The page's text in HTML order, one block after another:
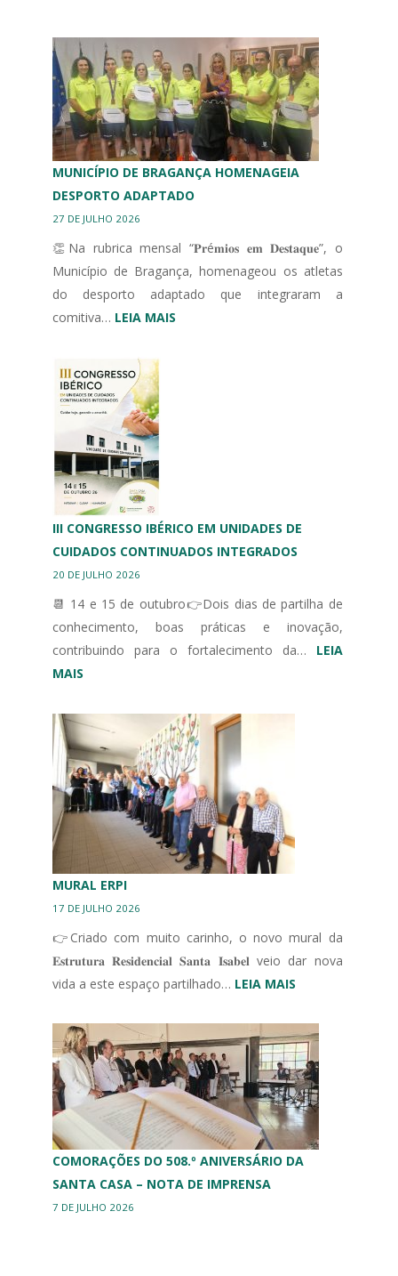
MUNICÍPIO DE BRAGANÇA HOMENAGEIA
DESPORTO ADAPTADO
27 DE JULHO 2026
👏Na rubrica mensal “𝐏𝐫é𝐦𝐢𝐨𝐬 𝐞𝐦 𝐃𝐞𝐬𝐭𝐚𝐪𝐮𝐞”, o
Município de Bragança, homenageou os atletas
do desporto adaptado que integraram a
comitiva… LEIA MAIS:
III CONGRESSO IBÉRICO EM UNIDADES DE
CUIDADOS CONTINUADOS INTEGRADOS
20 DE JULHO 2026
📆 14 e 15 de outubro👉Dois dias de partilha de
conhecimento, boas práticas e inovação,
contribuindo para o fortalecimento da… LEIA
MAIS:
CONGRESSO
IBÉRICO
EM
UNIDADES
DE
CUIDADOS
CONTINUADOS
INTEGRADOS
MURAL ERPI
17 DE JULHO 2026
👉Criado com muito carinho, o novo mural da
𝐄𝐬𝐭𝐫𝐮𝐭𝐮𝐫𝐚 𝐑𝐞𝐬𝐢𝐝𝐞𝐧𝐜𝐢𝐚𝐥 𝐒𝐚𝐧𝐭𝐚 𝐈𝐬𝐚𝐛𝐞𝐥 veio dar nova
vida a este espaço partilhado… LEIA MAIS:
ERPI
COMORAÇÕES DO 508.º ANIVERSÁRIO DA
SANTA CASA – NOTA DE IMPRENSA
7 DE JULHO 2026